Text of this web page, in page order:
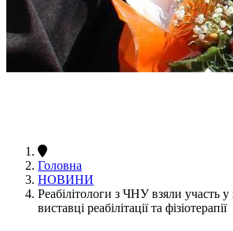
Головна
НОВИНИ
Реабілітологи з ЧНУ взяли участь
виставці реабілітації та фізіотерапії